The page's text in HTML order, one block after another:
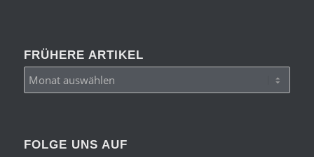
FRÜHERE ARTIKEL
FOLGE UNS AUF